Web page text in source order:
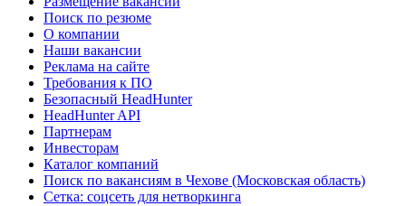
Поиск по резюме
О компании
Наши вакансии
Реклама на сайте
Требования к ПО
Безопасный HeadHunter
HeadHunter API
Партнерам
Инвесторам
Каталог компаний
Поиск по вакансиям в Чехове (Московская область)
Сетка: соцсеть для нетворкинга